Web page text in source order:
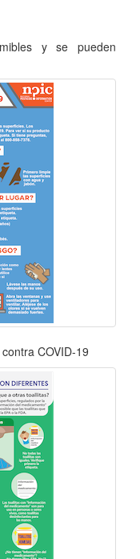
y se pueden
COVID-19